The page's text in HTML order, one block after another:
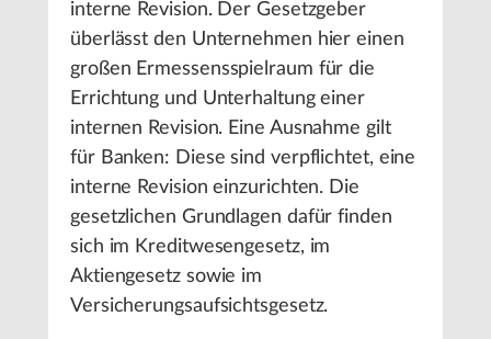
interne Revision. Der Gesetzgeber
überlässt den Unternehmen hier einen
großen Ermessensspielraum für die
Errichtung und Unterhaltung einer
internen Revision. Eine Ausnahme gilt
für Banken: Diese sind verpflichtet, eine
interne Revision einzurichten. Die
gesetzlichen Grundlagen dafür finden
sich im Kreditwesengesetz, im
Aktiengesetz sowie im
Versicherungsaufsichtsgesetz.